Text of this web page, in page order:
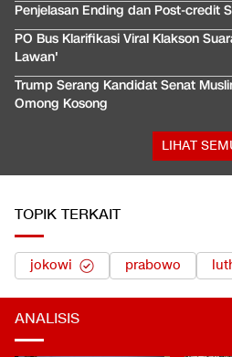
Penjelasan Ending dan Post-credit
PO Bus Klarifikasi Viral Klakson
Lawan'
Trump Serang Kandidat Senat
Omong Kosong
LIHAT
TOPIK TERKAIT
jokowi prabowo
ANALISIS